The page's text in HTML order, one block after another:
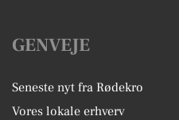
GENVEJE
Seneste nyt fra Rødekro
Vores lokale erhverv